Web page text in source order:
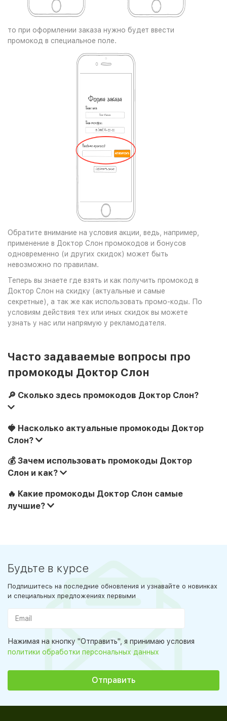
то при оформлении заказа нужно будет ввести
промокод в специальное поле.
Обратите внимание на условия акции, ведь, например,
применение в Доктор Слон промокодов и бонусов
одновременно (и других скидок) может быть
невозможно по правилам.
Теперь вы знаете где взять и как получить промокод в
Доктор Слон на скидку (актуальные и самые
секретные), а так же как использовать промо-коды. По
условиям действия тех или иных скидок вы можете
узнать у нас или напрямую у рекламодателя.
Часто задаваемые вопросы про
промокоды Доктор Слон
🔎 Сколько здесь промокодов Доктор Слон?
🍓 Насколько актуальные промокоды Доктор
Слон?
💰 Зачем использовать промокоды Доктор
Слон и как?
🔥 Какие промокоды Доктор Слон самые
лучшие?
Будьте в курсе
Подпишитесь на последние обновления и узнавайте о новинках
и специальных предложениях первыми
Нажимая на кнопку "Отправить", я принимаю условия
политики обработки персональных данных